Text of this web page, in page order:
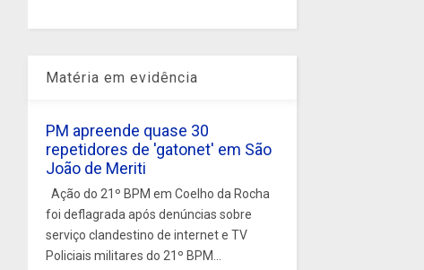
Matéria em evidência
PM apreende quase 30
repetidores de 'gatonet' em São
João de Meriti
Ação do 21º BPM em Coelho da Rocha
foi deflagrada após denúncias sobre
serviço clandestino de internet e TV
Policiais militares do 21º BPM...